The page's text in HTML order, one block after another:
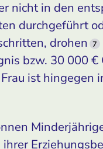
nicht in den
durchgeführt
drohen
7
bzw. 30 000
ist hingegen